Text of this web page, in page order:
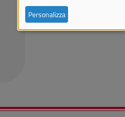
Personalizza